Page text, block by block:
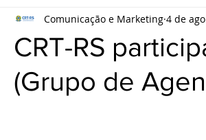
CRT-RS
(Grupo de
Comunicação e Marketing 4 de